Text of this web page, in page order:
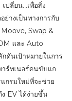
ปลี่ยน…เพื่อสิ่ง
างเป็นทางการกับ
Swap &
และ Auto
กดันเป้าหมายในการ
ร์ทเนอร์คนขับแก
กรมใหม่ที่จะช่วย
ง EV ได้ง่ายขึ้น